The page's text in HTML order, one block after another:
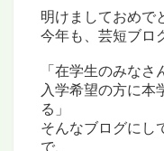
明けましておめで
今年も、芸短ブロ
「在学生のみな
入学希望の方に本
る」
そんなブログにし
で、